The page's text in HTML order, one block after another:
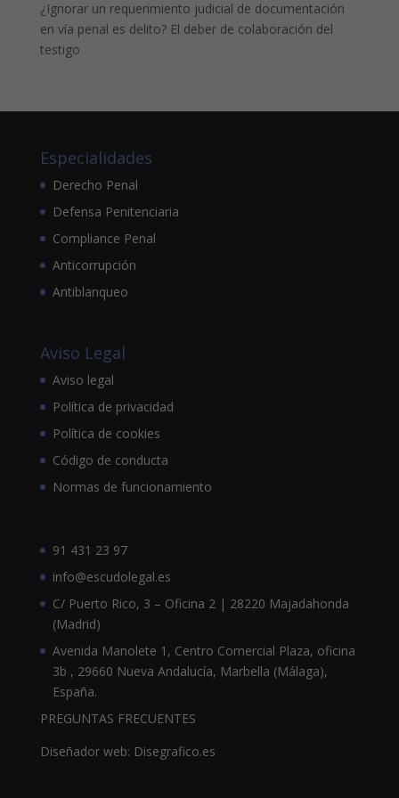
¿Ignorar un requerimiento judicial de documentación
en vía penal es delito? El deber de colaboración del
testigo
Especialidades
Derecho Penal
Defensa Penitenciaria
Compliance Penal
Anticorrupción
Antiblanqueo
Aviso Legal
Aviso legal
Política de privacidad
Política de cookies
Código de conducta
Normas de funcionamiento
91 431 23 97
info@escudolegal.es
C/ Puerto Rico, 3 – Oficina 2 | 28220 Majadahonda
(Madrid)
Avenida Manolete 1, Centro Comercial Plaza, oficina
3b , 29660 Nueva Andalucía, Marbella (Málaga),
España.
PREGUNTAS FRECUENTES
Diseñador web: Disegrafico.es